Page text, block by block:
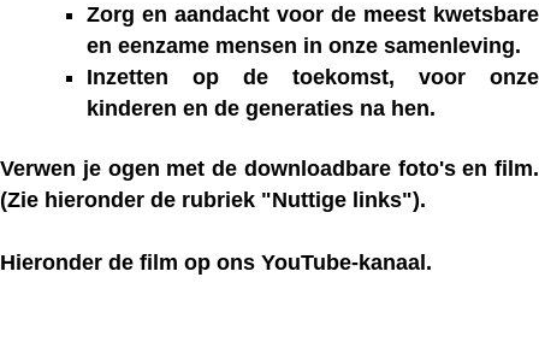
Zorg en aandacht voor de meest kwetsbare
en eenzame mensen in onze samenleving.
Inzetten op de toekomst, voor onze
kinderen en de generaties na hen.
Verwen je ogen met de downloadbare foto's en film.
(Zie hieronder de rubriek "Nuttige links").
Hieronder de film op ons YouTube-kanaal.